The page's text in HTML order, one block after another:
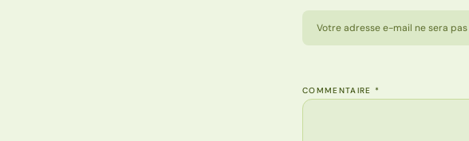
Votre adresse e-mail ne sera
COMMENTAIRE *